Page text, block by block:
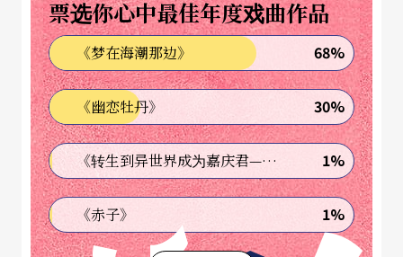
剧程式化身段的元素，在角色情境的想像中，赋予
了动作的情绪意涵，其幽默趣味不亚于当年《荷珠
新配》对京剧元素的挪用；《月光光》著重于物件
的程式化，将一块塑胶布形塑变化成各种视觉景
观，几根木棍组合成角色的代言，概念上既是现代
剧场中物品剧场的实质表现，又带来京剧砌末（道
具）程式化过程中，从物件实体变成写意传达的转
化演示。
票选你心中最佳年度戏曲作品
《梦在海潮那边》 68%
《幽恋牡丹》 30%
《转生到异世界成为嘉庆君—发现我的祖先是诈骗集团!?》 1%
《赤子》 1%